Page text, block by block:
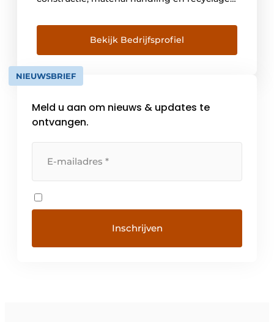
strategie, gericht op merken die hun sporen
hebben verdiend en marktleider zijn op het
gebied van ‘total cost of ownership’,
levensduur, gebruiksvriendelijkheid,
duurzaamheid, comfort en veiligheid. Sterke
Bekijk Bedrijfsprofiel
NIEUWSBRIEF
Meld u aan om nieuws & updates te
ontvangen.